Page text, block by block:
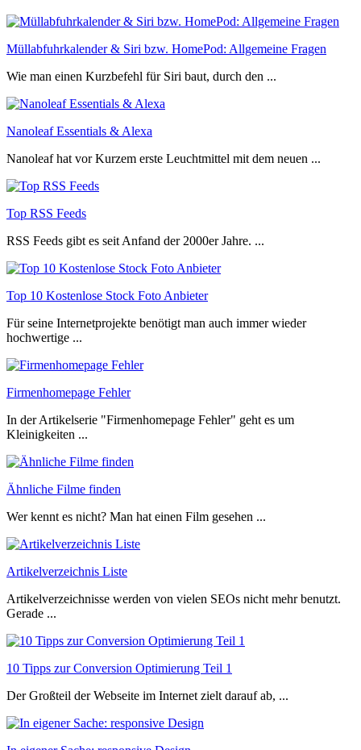
Müllabfuhrkalender & Siri bzw. HomePod: Allgemeine Fragen
Wie man einen Kurzbefehl für Siri baut, durch den ...
Nanoleaf Essentials & Alexa
Nanoleaf hat vor Kurzem erste Leuchtmittel mit dem neuen ...
Top RSS Feeds
RSS Feeds gibt es seit Anfand der 2000er Jahre. ...
Top 10 Kostenlose Stock Foto Anbieter
Für seine Internetprojekte benötigt man auch immer wieder
hochwertige ...
Firmenhomepage Fehler
In der Artikelserie "Firmenhomepage Fehler" geht es um
Kleinigkeiten ...
Ähnliche Filme finden
Wer kennt es nicht? Man hat einen Film gesehen ...
Artikelverzeichnis Liste
Artikelverzeichnisse werden von vielen SEOs nicht mehr benutzt.
Gerade ...
10 Tipps zur Conversion Optimierung Teil 1
Der Großteil der Webseite im Internet zielt darauf ab, ...